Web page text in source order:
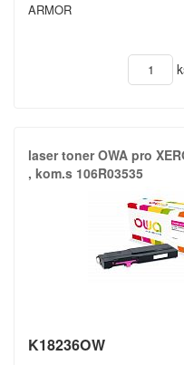
ARMOR
laser toner OWA pro
,​ kom.​s 106R03535
K18236OW